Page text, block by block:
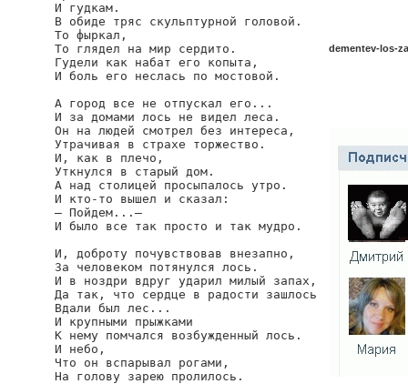
И гудкам.
В обиде тряс скульптурной головой.
То фыркал,
То глядел на мир сердито.
Гудели как набат его копыта,
И боль его неслась по мостовой.
А город все не отпускал его...
И за домами лось не видел леса.
Он на людей смотрел без интереса,
Утрачивая в страхе торжество.
И, как в плечо,
Уткнулся в старый дом.
А над столицей просыпалось утро.
И кто-то вышел и сказал:
— Пойдем...—
И было все так просто и так мудро.
И, доброту почувствовав внезапно,
За человеком потянулся лось.
И в ноздри вдруг ударил милый запах,
Да так, что сердце в радости зашлось
Вдали был лес...
И крупными прыжками
К нему помчался возбужденный лось.
И небо,
Что он вспарывал рогами,
На голову зарею пролилось.
dementev-los-